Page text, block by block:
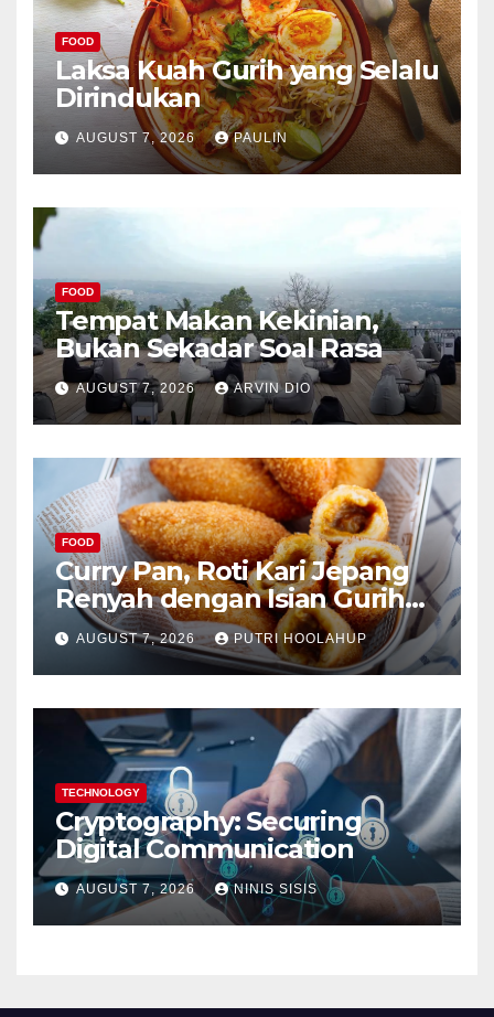
FOOD
Laksa Kuah Gurih yang Selalu
Dirindukan
AUGUST 7, 2026 PAULIN
FOOD
Tempat Makan Kekinian,
Bukan Sekadar Soal Rasa
AUGUST 7, 2026 ARVIN DIO
FOOD
Curry Pan, Roti Kari Jepang
Renyah dengan Isian Gurih
Menggoda
AUGUST 7, 2026 PUTRI HOOLAHUP
TECHNOLOGY
Cryptography: Securing
Digital Communication
AUGUST 7, 2026 NINIS SISIS